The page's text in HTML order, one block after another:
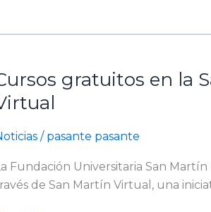
gratuitos en la
/ pasante pasante
Fundación Universitaria San
de San Martín Virtual, una
en